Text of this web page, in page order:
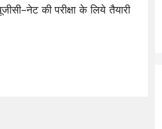
की परीक्षा के लिये तैयारी